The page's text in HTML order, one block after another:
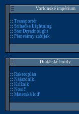
Vorlonské impérium
:: Transportér
:: Stíhačka Lightning
:: Star Dreadnought
:: Planetárny zabijak
Drakhské hordy
:: Raketoplán
:: Nájazdník
:: Krížnik
:: Nosič
:: Materská loď